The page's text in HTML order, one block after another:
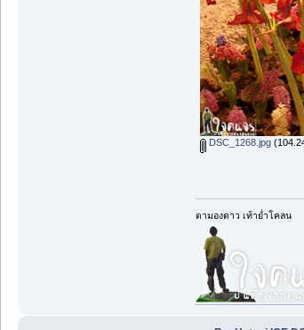
DSC_1268.jpg
ตามองดาว เท้าย่ำโคลน